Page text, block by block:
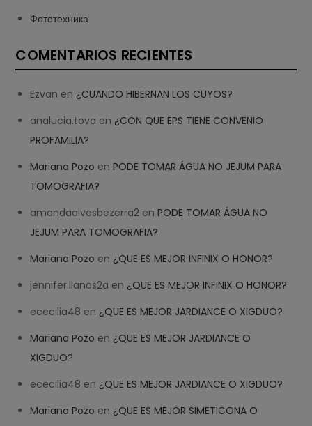
Фототехника
COMENTARIOS RECIENTES
Ezvan en ¿CUANDO HIBERNAN LOS CUYOS?
analucia.tova en ¿CON QUE EPS TIENE CONVENIO
PROFAMILIA?
Mariana Pozo enPODE TOMAR ÁGUA NO JEJUM PARA
TOMOGRAFIA?
amandaalvesbezerra2 enPODE TOMAR ÁGUA NO
JEJUM PARA TOMOGRAFIA?
Mariana Pozo en ¿QUE ES MEJOR INFINIX O HONOR?
jennifer.llanos2a en ¿QUE ES MEJOR INFINIX O HONOR?
ececilia48 en ¿QUE ES MEJOR JARDIANCE O XIGDUO?
Mariana Pozo en ¿QUE ES MEJOR JARDIANCE O
XIGDUO?
ececilia48 en ¿QUE ES MEJOR JARDIANCE O XIGDUO?
Mariana Pozo en ¿QUE ES MEJOR SIMETICONA O